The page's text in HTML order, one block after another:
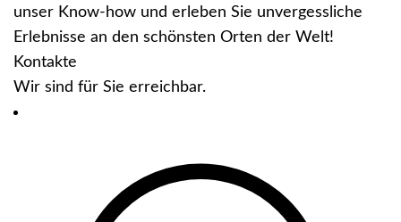
unser Know-how und erleben Sie unvergessliche
Erlebnisse an den schönsten Orten der Welt!
Kontakte
Wir sind für Sie erreichbar.